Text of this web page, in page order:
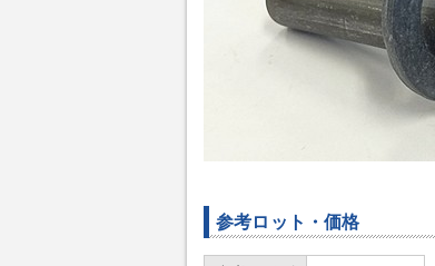
参考ロット・価格